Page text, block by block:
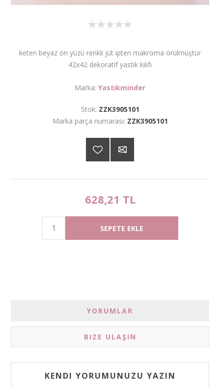
keten beyaz ön yüzü renkli jüt ipten makroma örülmüştür
42x42 dekoratif yastık kılıfı
Marka: Yastıkminder
Stok: ZZK3905101
Marka parça numarası: ZZK3905101
628,21 TL
YORUMLAR
BIZE ULAŞIN
KENDI YORUMUNUZU YAZIN